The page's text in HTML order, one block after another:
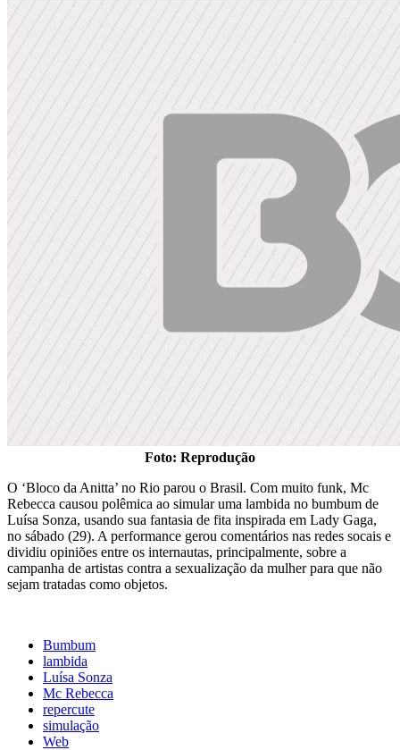
Foto: Reprodução
O ‘Bloco da Anitta’ no Rio parou o Brasil. Com muito funk, Mc
Rebecca causou polêmica ao simular uma lambida no bumbum de
Luísa Sonza, usando sua fantasia de fita inspirada em Lady Gaga,
no sábado (29). A performance gerou comentários nas redes socais e
dividiu opiniões entre os internautas, principalmente, sobre a
campanha de artistas contra a sexualização da mulher para que não
sejam tratadas como objetos.
Bumbum
lambida
Luísa Sonza
Mc Rebecca
repercute
simulação
Web